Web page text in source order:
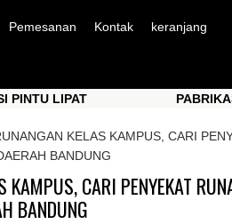
Pemesanan Kontak keranjang
LIPAT PABRIKASI
KELAS KAMPUS, CARI
BANDUNG
KAMPUS, CARI PENYEKAT
BANDUNG